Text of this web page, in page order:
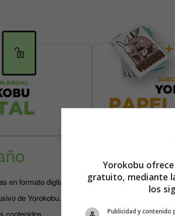
en formato digital.
de Yorokobu.
contenidos.
Recibe 4
Accede a todas
Accede al
Yorokobu
gratuito, mediante
los
Publicidad y contenido